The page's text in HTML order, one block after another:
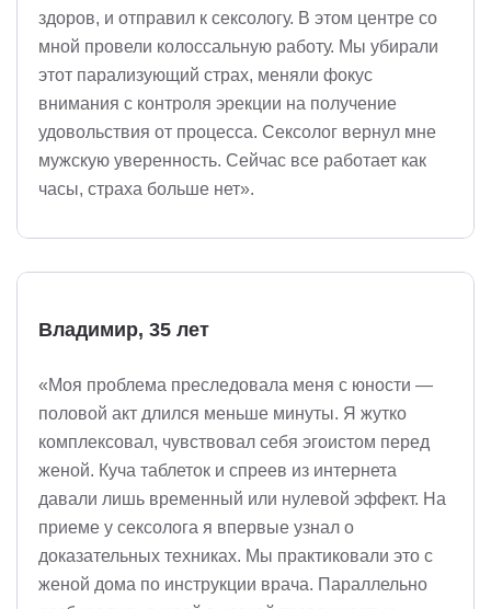
здоров, и отправил к сексологу. В этом центре со
мной провели колоссальную работу. Мы убирали
этот парализующий страх, меняли фокус
внимания с контроля эрекции на получение
удовольствия от процесса. Сексолог вернул мне
мужскую уверенность. Сейчас все работает как
часы, страха больше нет».
Владимир, 35 лет
«Моя проблема преследовала меня с юности —
половой акт длился меньше минуты. Я жутко
комплексовал, чувствовал себя эгоистом перед
женой. Куча таблеток и спреев из интернета
давали лишь временный или нулевой эффект. На
приеме у сексолога я впервые узнал о
доказательных техниках. Мы практиковали это с
женой дома по инструкции врача. Параллельно